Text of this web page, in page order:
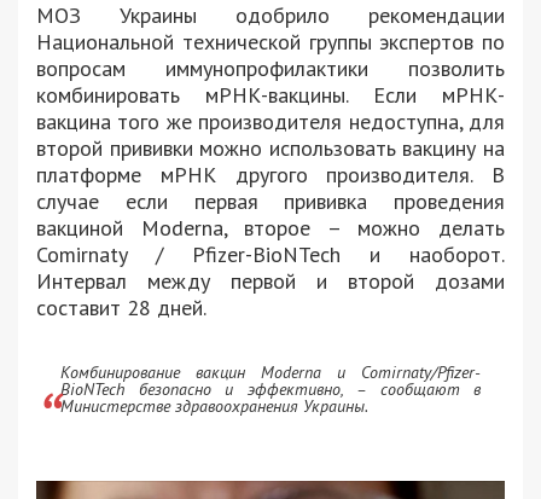
МОЗ Украины одобрило рекомендации
Национальной технической группы экспертов по
вопросам иммунопрофилактики позволить
комбинировать мРНК-вакцины. Если мРНК-
вакцина того же производителя недоступна, для
второй прививки можно использовать вакцину на
платформе мРНК другого производителя. В
случае если первая прививка проведения
вакциной Moderna, второе – можно делать
Comirnaty / Pfizer-BioNTech и наоборот.
Интервал между первой и второй дозами
составит 28 дней.
Комбинирование вакцин Moderna и Comirnaty/Pfizer-
BioNTech безопасно и эффективно, – сообщают в
Министерстве здравоохранения Украины.